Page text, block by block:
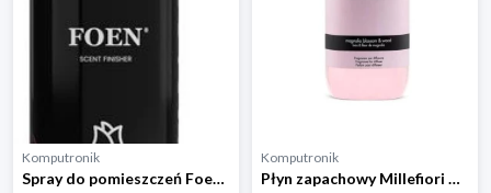
Komputronik
Spray do pomieszczeń Foen Flower 500ml
Komputronik
Płyn zapachowy Millefiori Milano Magnolia Blossom & Wood 500ml